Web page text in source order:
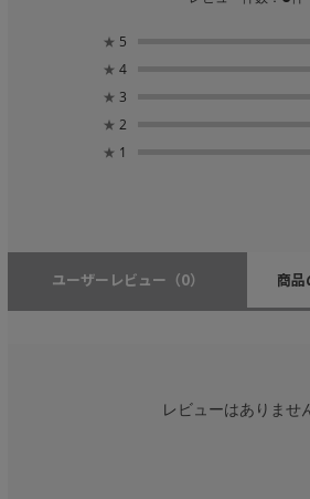
★ 5
★ 4
★ 3
★ 2
★ 1
ユーザーレビュー （0） 商
レビューはありませ